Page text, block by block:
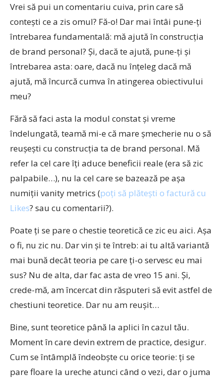
Vrei să pui un comentariu cuiva, prin care să
contești ce a zis omul? Fă-o! Dar mai întâi pune-ți
întrebarea fundamentală: mă ajută în construcția
de brand personal? Și, dacă te ajută, pune-ți și
întrebarea asta: oare, dacă nu înțeleg dacă mă
ajută, mă încurcă cumva în atingerea obiectivului
meu?
Fără să faci asta la modul constat și vreme
îndelungată, teamă mi-e că mare șmecherie nu o să
reușești cu construcția ta de brand personal. Mă
refer la cel care îți aduce beneficii reale (era să zic
palpabile…), nu la cel care se bazează pe așa
numiții vanity metrics (poți să plătești o factură cu
Likes? sau cu comentarii?).
Poate ți se pare o chestie teoretică ce zic eu aici. Așa
o fi, nu zic nu. Dar vin și te întreb: ai tu altă variantă
mai bună decât teoria pe care ți-o servesc eu mai
sus? Nu de alta, dar fac asta de vreo 15 ani. Și,
crede-mă, am încercat din răsputeri să evit astfel de
chestiuni teoretice. Dar nu am reușit…
Bine, sunt teoretice până la aplici în cazul tău.
Moment în care devin extrem de practice, desigur.
Cum se întâmplă îndeobște cu orice teorie: ți se
pare floare la ureche atunci când o vezi, dar o juma